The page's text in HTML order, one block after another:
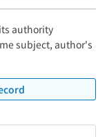
authority
subject, author's